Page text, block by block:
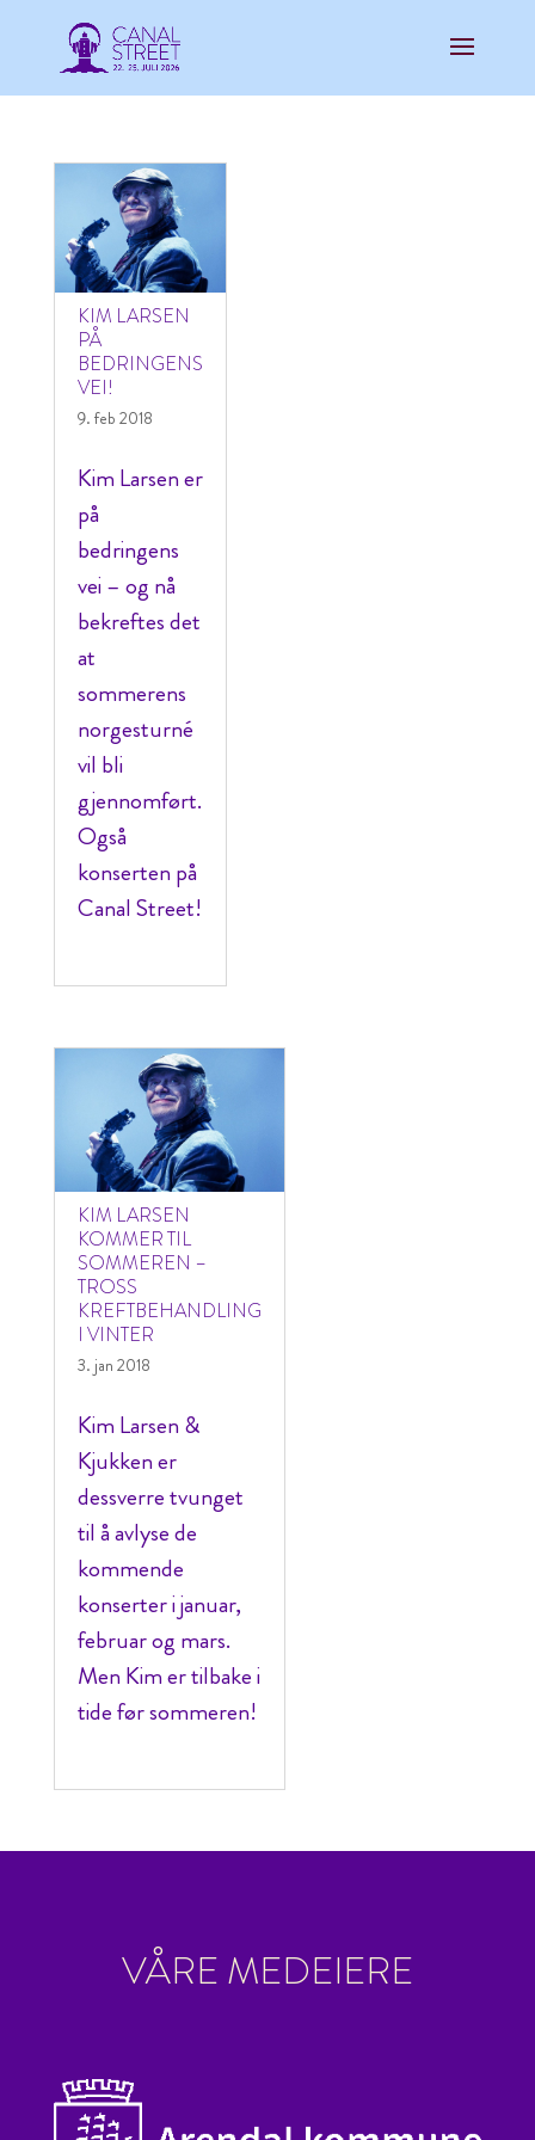
KIM LARSEN
PÅ
BEDRINGENS
VEI!
9. feb 2018
Kim Larsen er
på
bedringens
vei – og nå
bekreftes det
at
sommerens
norgesturné
vil bli
gjennomført.
Også
konserten på
Canal Street!
KIM LARSEN
KOMMER TIL
SOMMEREN –
TROSS
KREFTBEHANDLING
I VINTER
3. jan 2018
Kim Larsen &
Kjukken er
dessverre tvunget
til å avlyse de
kommende
konserter i januar,
februar og mars.
Men Kim er tilbake i
tide før sommeren!
VÅRE MEDEIERE